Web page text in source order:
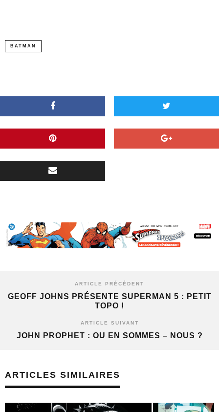
BATMAN
ARTICLE PRÉCÉDENT
GEOFF JOHNS PRÉSENTE SUPERMAN 5 : PETIT
TOPO !
ARTICLE SUIVANT
JOHN PROPHET : OU EN SOMMES – NOUS ?
ARTICLES SIMILAIRES